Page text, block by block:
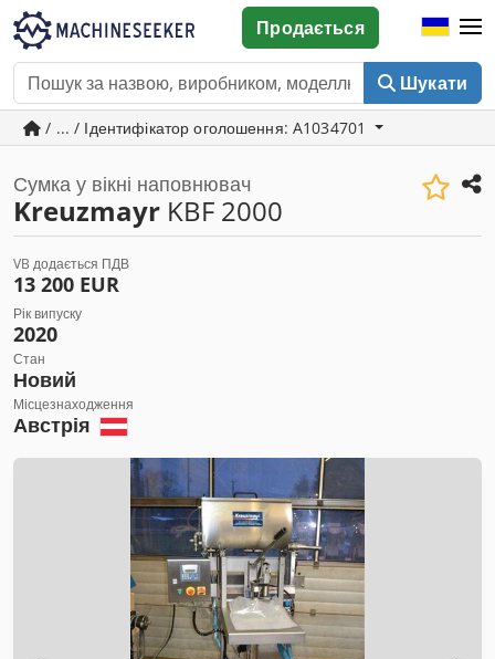
Шукати
Продається
/ ... / Ідентифікатор оголошення: A1034701
Сумка у вікні наповнювач
Kreuzmayr KBF 2000
VB додається ПДВ
13 200 EUR
Рік випуску
2020
Стан
Новий
Місцезнаходження
Австрія